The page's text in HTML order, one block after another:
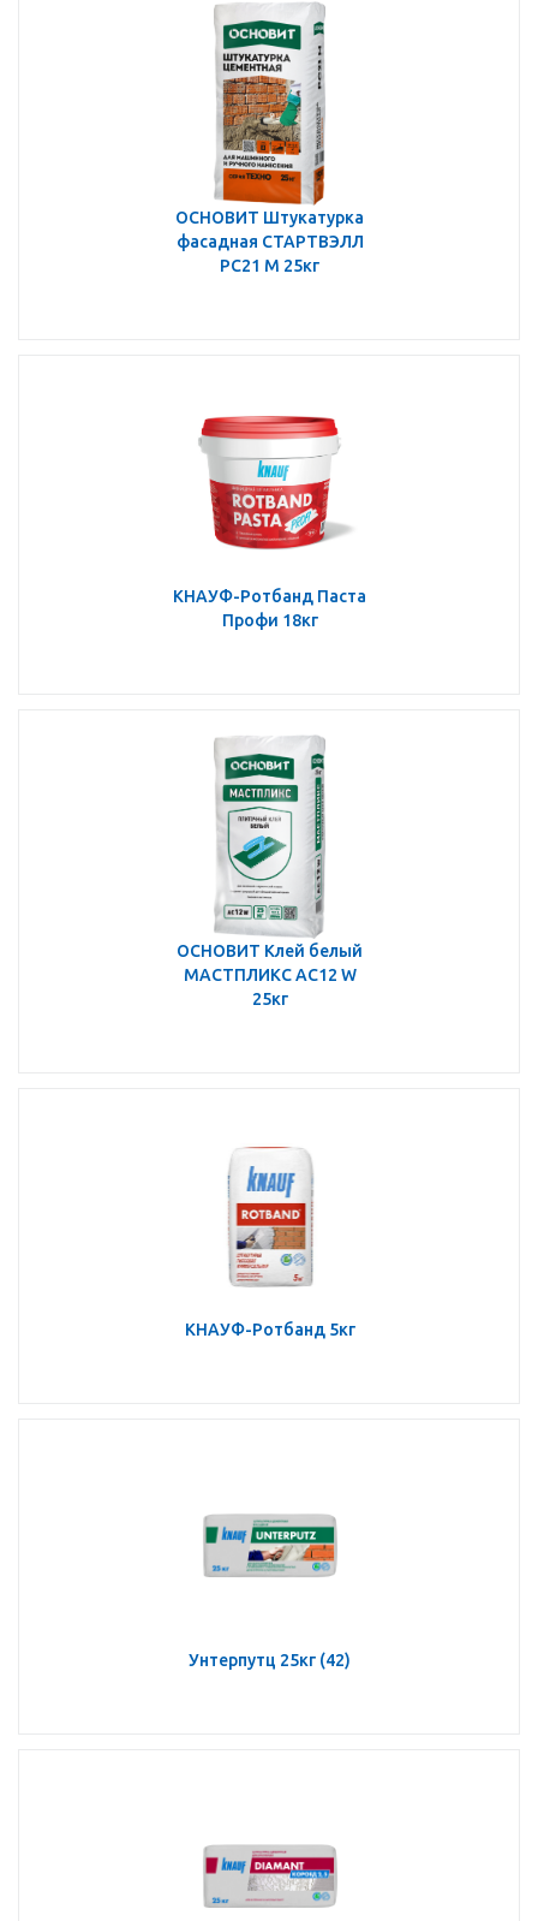
ОСНОВИТ Штукатурка
фасадная СТАРТВЭЛЛ
PC21 М 25кг
КНАУФ-Ротбанд Паста
Профи 18кг
ОСНОВИТ Клей белый
МАСТПЛИКС АС12 W
25кг
КНАУФ-Ротбанд 5кг
Унтерпутц 25кг (42)